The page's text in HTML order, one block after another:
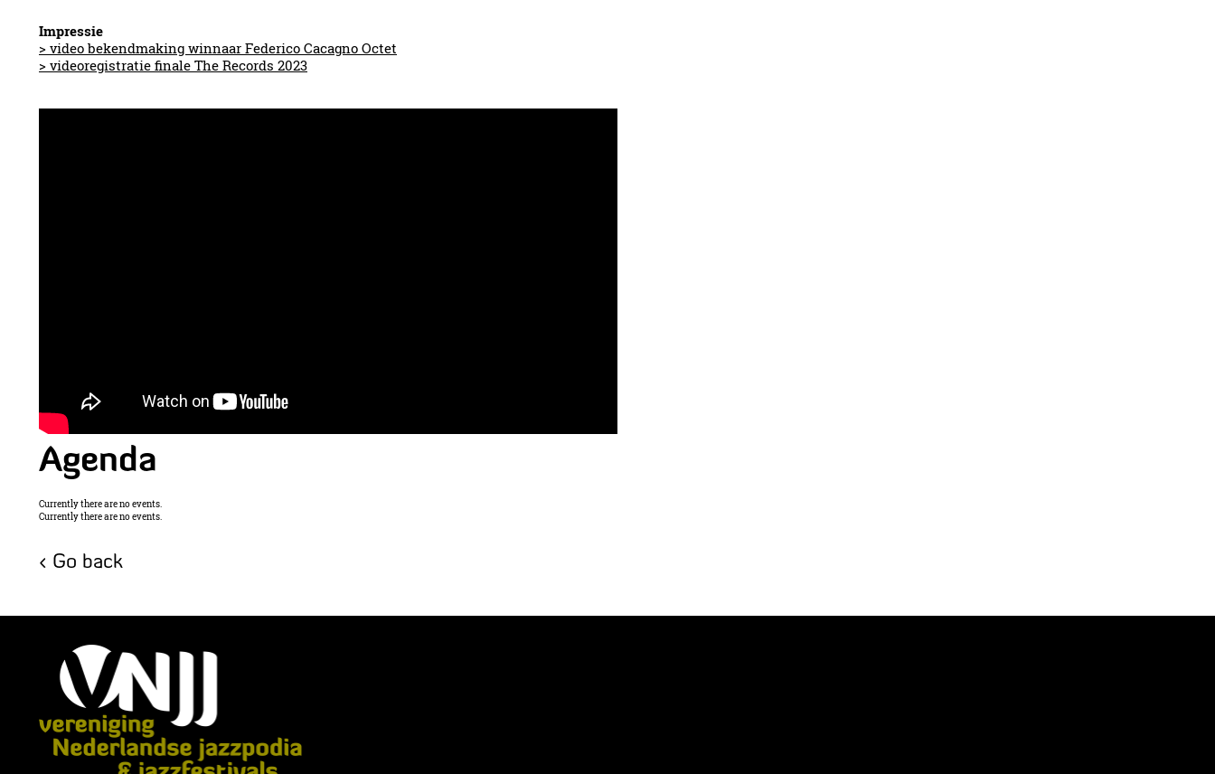
Impressie
> video bekendmaking winnaar Federico Cacagno Octet
> videoregistratie finale The Records 2023
Agenda
Currently there are no events.
Currently there are no events.
Go back